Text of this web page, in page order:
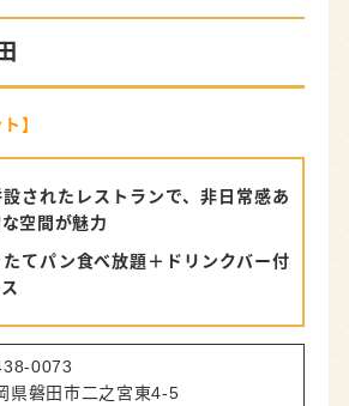
】
されたレストランで、非日常感あ
空間が魅力
てパン食べ放題＋ドリンクバー付
0073
県磐田市二之宮東4-5